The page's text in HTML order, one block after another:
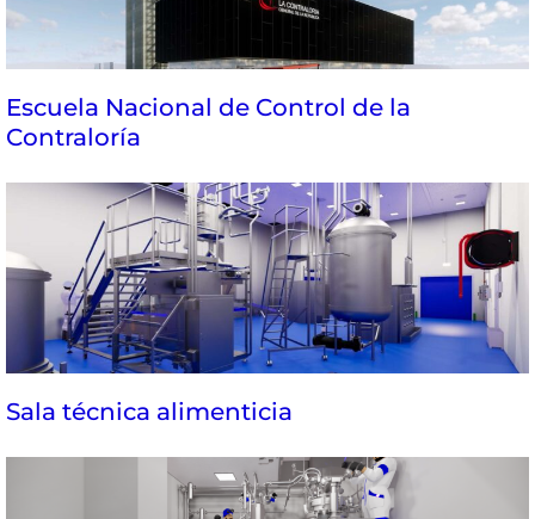
Escuela Nacional de Control de la
Contraloría
Sala técnica alimenticia